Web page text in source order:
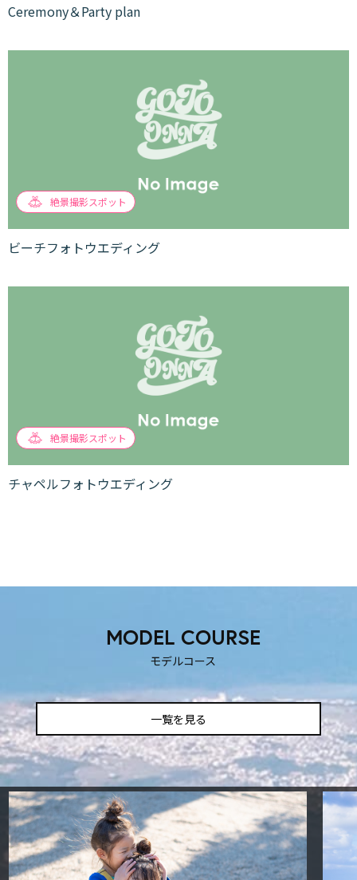
Ceremony＆Party plan
絶景撮影スポット
ビーチフォトウエディング
絶景撮影スポット
チャペルフォトウエディング
MODEL COURSE
モデルコース
一覧を見る